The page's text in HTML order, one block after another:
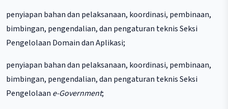
penyiapan bahan dan pelaksanaan, koordinasi, pembinaan,
bimbingan, pengendalian, dan pengaturan teknis Seksi
Pengelolaan Domain dan Aplikasi;
penyiapan bahan dan pelaksanaan, koordinasi, pembinaan,
bimbingan, pengendalian, dan pengaturan teknis Seksi
Pengelolaan e-Government;